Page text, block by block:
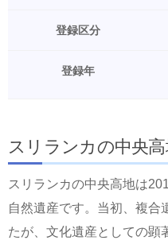
登録区分
登録年
スリランカの中央
スリランカの中央高地は
自然遺産です。当初、複合
たが、文化遺産としての顕